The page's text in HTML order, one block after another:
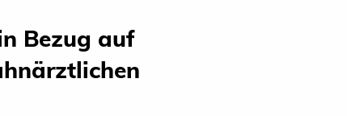
Bezug auf